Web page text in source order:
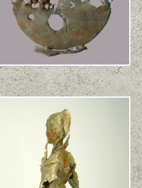
Clair de Lune + message